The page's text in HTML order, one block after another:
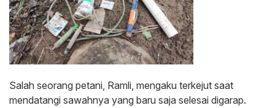
Salah seorang petani, Ramli, mengaku terkejut saat
mendatangi sawahnya yang baru saja selesai digarap.